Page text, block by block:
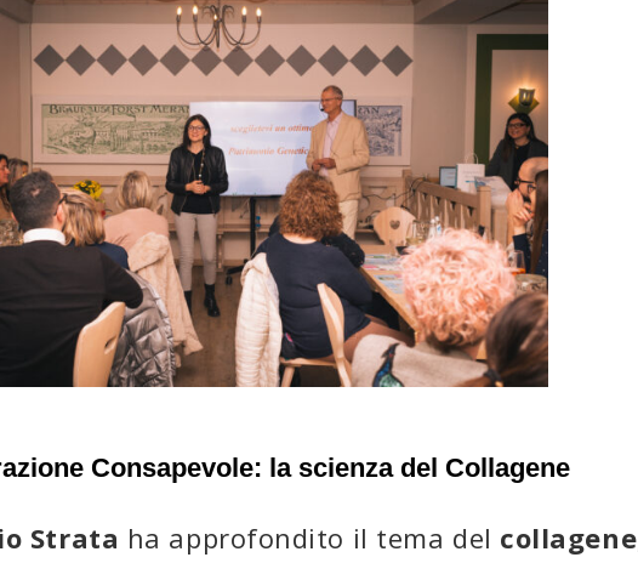
Consapevole: la scienza del Collagene
Strata ha approfondito il tema del collagene